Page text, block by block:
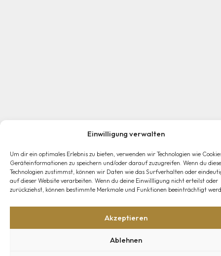
Einwilligung verwalten
Um dir ein optimales Erlebnis zu bieten, verwenden wir Technologien wie
Geräteinformationen zu speichern und/oder darauf zuzugreifen. Wenn du
Technologien zustimmst, können wir Daten wie das Surfverhalten oder
auf dieser Website verarbeiten. Wenn du deine Einwillligung nicht erteilst oder
zurückziehst, können bestimmte Merkmale und Funktionen beeinträchtigt
Akzeptieren
Ablehnen